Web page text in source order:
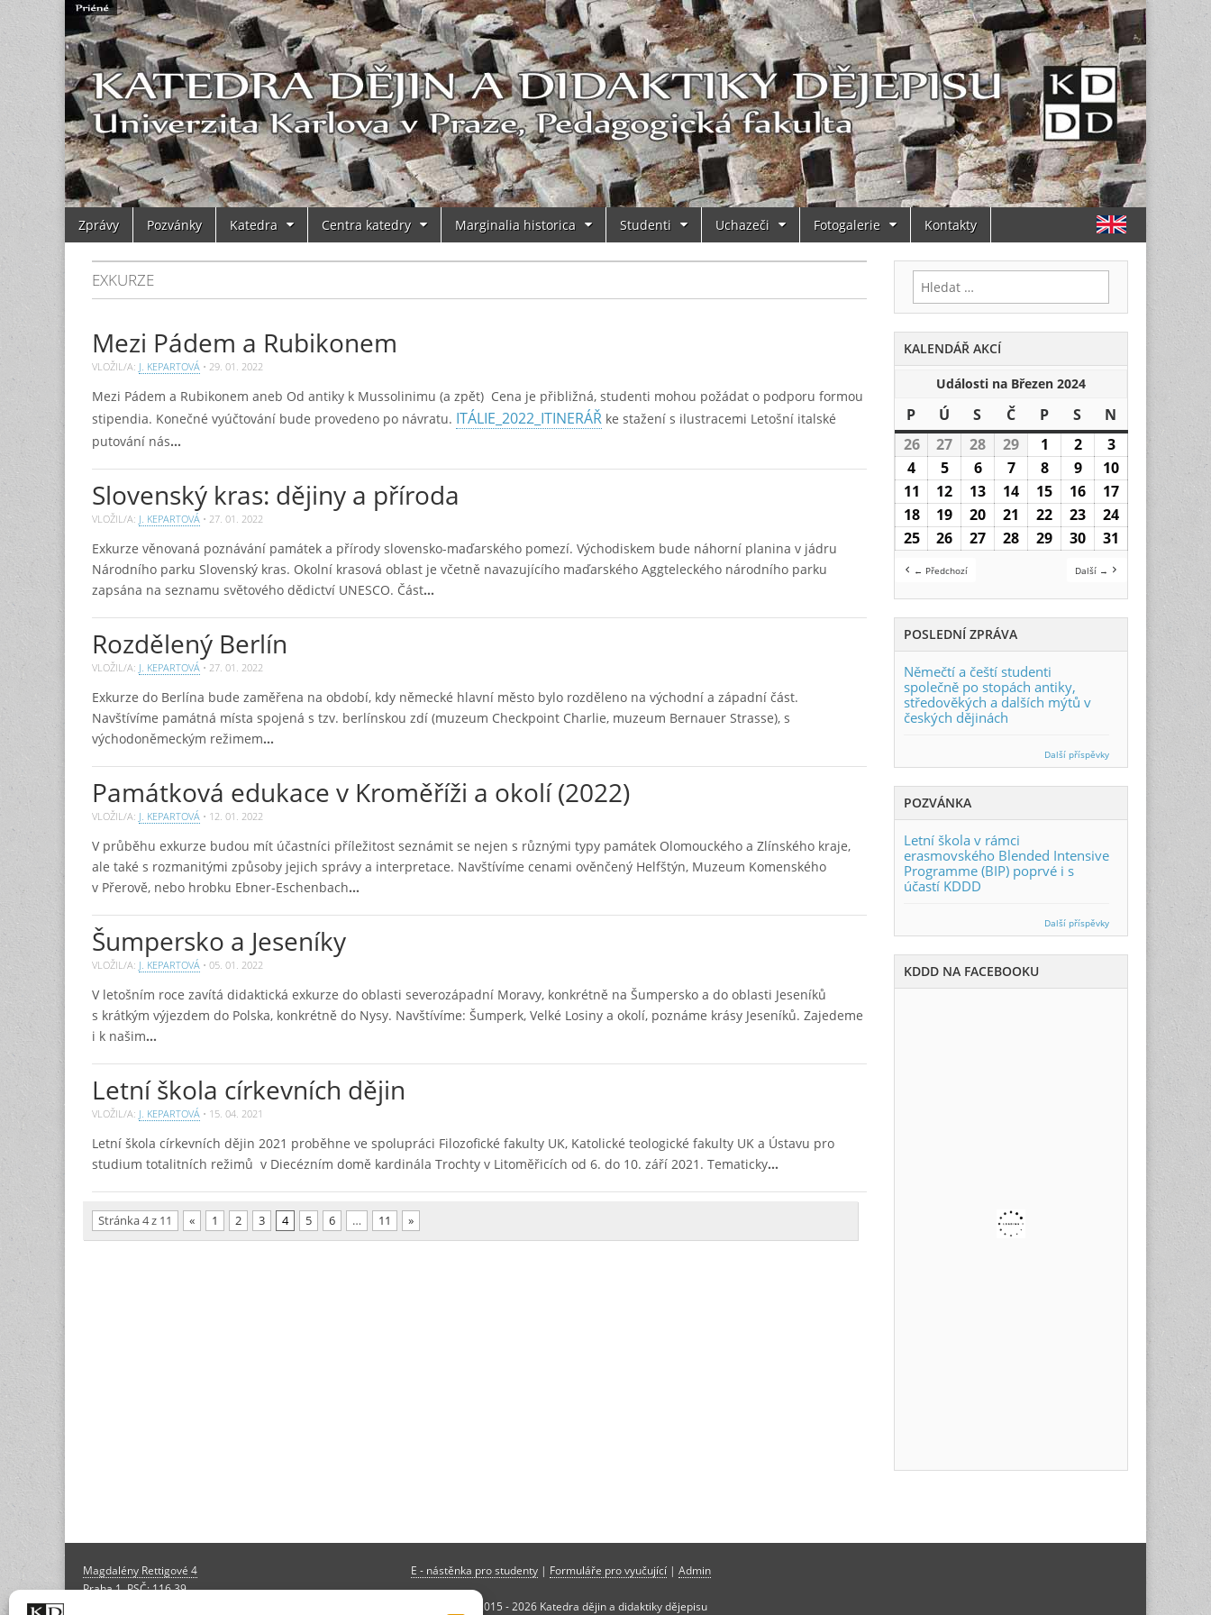
Main
menu
Skip
content
Zprávy Pozvánky Katedra Centra katedry Marginalia historica Studenti Uchazeči Fotogalerie Kontakty
EXKURZE
Mezi Pádem a Rubikonem
VLOŽIL/A: J. KEPARTOVÁ • 29. 01. 2022
Mezi Pádem a Rubikonem aneb Od antiky k Mussolinimu (a zpět) Cena je přibližná, studenti mohou požádat o podporu formou
stipendia. Konečné vyúčtování bude provedeno po návratu. ITÁLIE_2022_ITINERÁŘ ke stažení s ilustracemi Letošní italské
putování nás…
Slovenský kras: dějiny a příroda
VLOŽIL/A: J. KEPARTOVÁ • 27. 01. 2022
Exkurze věnovaná poznávání památek a přírody slovensko-maďarského pomezí. Východiskem bude náhorní planina v jádru
Národního parku Slovenský kras. Okolní krasová oblast je včetně navazujícího maďarského Aggteleckého národního parku
zapsána na seznamu světového dědictví UNESCO. Část…
Rozdělený Berlín
VLOŽIL/A: J. KEPARTOVÁ • 27. 01. 2022
Exkurze do Berlína bude zaměřena na období, kdy německé hlavní město bylo rozděleno na východní a západní část.
Navštívíme památná místa spojená s tzv. berlínskou zdí (muzeum Checkpoint Charlie, muzeum Bernauer Strasse), s
východoněmeckým režimem…
Památková edukace v Kroměříži a okolí (2022)
VLOŽIL/A: J. KEPARTOVÁ • 12. 01. 2022
V průběhu exkurze budou mít účastníci příležitost seznámit se nejen s různými typy památek Olomouckého a Zlínského kraje,
ale také s rozmanitými způsoby jejich správy a interpretace. Navštívíme cenami ověnčený Helfštýn, Muzeum Komenského
v Přerově, nebo hrobku Ebner-Eschenbach…
Šumpersko a Jeseníky
VLOŽIL/A: J. KEPARTOVÁ • 05. 01. 2022
V letošním roce zavítá didaktická exkurze do oblasti severozápadní Moravy, konkrétně na Šumpersko a do oblasti Jeseníků
s krátkým výjezdem do Polska, konkrétně do Nysy. Navštívíme: Šumperk, Velké Losiny a okolí, poznáme krásy Jeseníků. Zajedeme
i k našim…
Letní škola církevních dějin
VLOŽIL/A: J. KEPARTOVÁ • 15. 04. 2021
Letní škola církevních dějin 2021 proběhne ve spolupráci Filozofické fakulty UK, Katolické teologické fakulty UK a Ústavu pro
studium totalitních režimů v Diecézním domě kardinála Trochty v Litoměřicích od 6. do 10. září 2021. Tematicky…
Stránka 4 z 11 « 1 2 3 4 5 6 … 11 »
Vyhledávání
KALENDÁŘ AKCÍ
Události na Březen 2024
P Pondělí
Ú Úterý
S Středa
ČČtvrtek
PPátek
S Sobota
N
2626.2.2024
27 27.2.2024
28 28.2.2024
29 29.2.2024
1 1.3.2024
22.3.2024
33.3.2024
4 4.3.2024
55.3.2024
66.3.2024
77.3.2024
88.3.2024
99.3.2024
10
11 11.3.2024
12 12.3.2024
13 13.3.2024
14 14.3.2024
15 15.3.2024
16 16.3.2024
17 17.3.2024
1818.3.2024
19 19.3.2024
20 20.3.2024
21 21.3.2024
22 22.3.2024
23 23.3.2024
24
2525.3.2024
26 26.3.2024
27 27.3.2024
28 28.3.2024
29 29.3.2024
30 30.3.2024
31
← Předchozí Další →
POSLEDNÍ ZPRÁVA
Němečtí a čeští studenti
společně po stopách antiky,
středověkých a dalších mýtů v
českých dějinách
Další příspěvky
POZVÁNKA
Letní škola v rámci
erasmovského Blended Intensive
Programme (BIP) poprvé i s
účastí KDDD
Další příspěvky
KDDD NA FACEBOOKU
Magdalény Rettigové 4
Praha 1, PSČ: 116 39
E - nástěnka pro studenty| Formuláře pro vyučující| Admin
Copyright © 2015 - 2026 Katedra dějin a didaktiky dějepisu